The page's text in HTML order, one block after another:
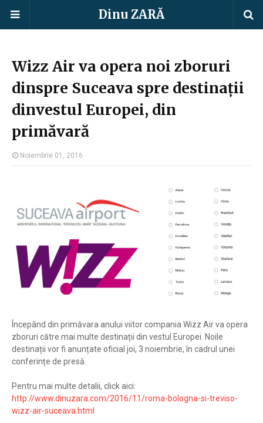
Dinu ZARĂ
Wizz Air va opera noi zboruri
dinspre Suceava spre destinații
dinvestul Europei, din
primăvară
Noiembrie 01, 2016
Începând din primăvara anului viitor compania Wizz Air va opera
zboruri către mai multe destinații din vestul Europei. Noile
destinații vor fi anunțate oficial joi, 3 noiembrie, în cadrul unei
conferințe de presă.
Pentru mai multe detalii, click aici:
http://www.dinuzara.com/2016/11/roma-bologna-si-treviso-
wizz-air-suceava.html